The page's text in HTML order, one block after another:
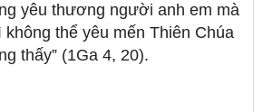
yêu thương người anh em mà
không thể yêu mến Thiên Chúa
thấy” (1Ga 4, 20).